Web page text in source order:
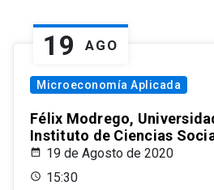
19 AGO
Microeconomía Aplicada
Félix Modrego,
Instituto de Ciencias
19 de Agosto de 2020
15:30